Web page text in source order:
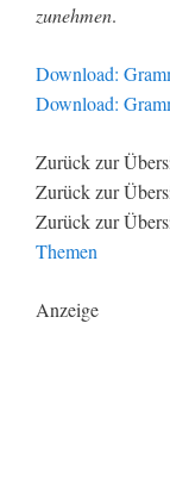
zunehmen.
Download:
Download:
Zurück zur
Zurück zur
Zurück zur
Themen
Anzeige